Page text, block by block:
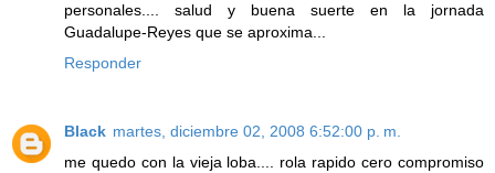
personales.... salud y buena suerte en la jornada
Guadalupe-Reyes que se aproxima...
Responder
Black martes, diciembre 02, 2008 6:52:00 p. m.
me quedo con la vieja loba.... rola rapido cero compromiso